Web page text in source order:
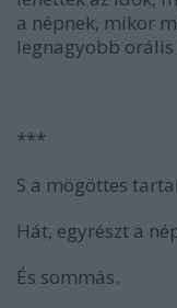
a népnek, mikor
legnagyobb
***
S a mögöttes
Hát, egyrészt a
És sommás.